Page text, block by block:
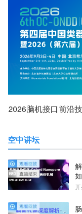
2026脑机接口前沿
空中讲坛
开